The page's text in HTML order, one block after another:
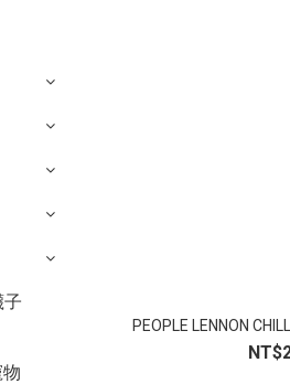
子
物
PEOPLE LENNON